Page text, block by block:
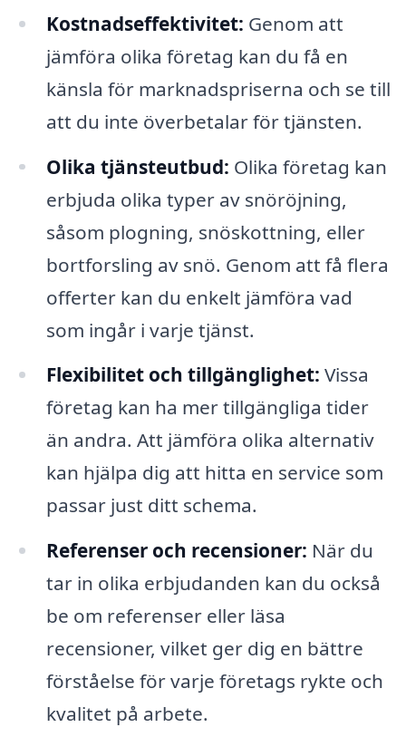
Kostnadseffektivitet: Genom att
jämföra olika företag kan du få en
känsla för marknadspriserna och se till
att du inte överbetalar för tjänsten.
Olika tjänsteutbud: Olika företag kan
erbjuda olika typer av snöröjning,
såsom plogning, snöskottning, eller
bortforsling av snö. Genom att få flera
offerter kan du enkelt jämföra vad
som ingår i varje tjänst.
Flexibilitet och tillgänglighet: Vissa
företag kan ha mer tillgängliga tider
än andra. Att jämföra olika alternativ
kan hjälpa dig att hitta en service som
passar just ditt schema.
Referenser och recensioner: När du
tar in olika erbjudanden kan du också
be om referenser eller läsa
recensioner, vilket ger dig en bättre
förståelse för varje företags rykte och
kvalitet på arbete.